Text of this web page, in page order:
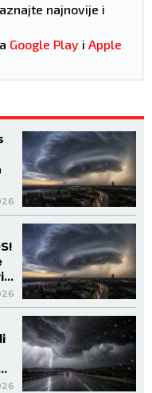
najnovije i
Google Play i Apple